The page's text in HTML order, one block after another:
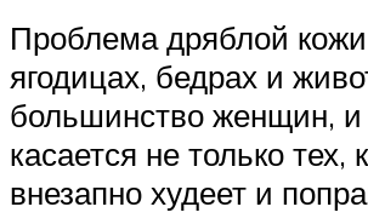
Проблема дряблой
ягодицах, бедрах и
большинство женщин, и
касается не только тех,
внезапно худеет и